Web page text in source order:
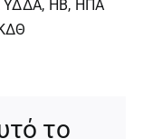
ΥΔΔΑ, ΗΒ, ΗΠΑ
το